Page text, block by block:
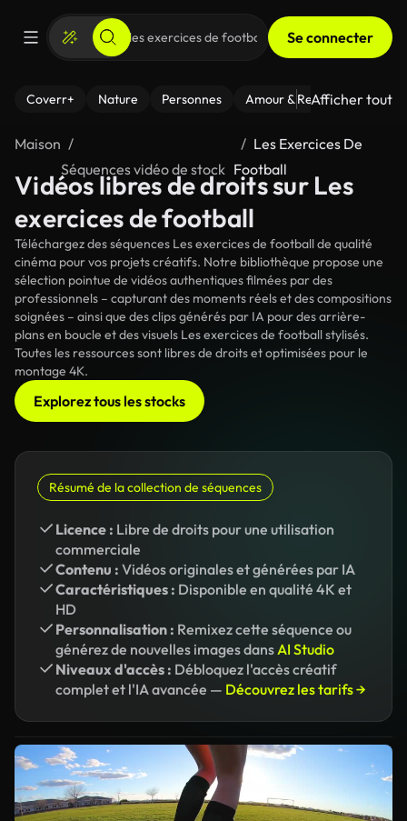
Se connecter
Coverr+ Nature Personnes Amour & Relations Le
Afficher tout
Maison
Séquences vidéo de stock
Les Exercices De
Football
Vidéos libres de droits sur Les
exercices de football
Téléchargez des séquences Les exercices de football de qualité
cinéma pour vos projets créatifs. Notre bibliothèque propose une
sélection pointue de vidéos authentiques filmées par des
professionnels – capturant des moments réels et des compositions
soignées – ainsi que des clips générés par IA pour des arrière-
plans en boucle et des visuels Les exercices de football stylisés.
Toutes les ressources sont libres de droits et optimisées pour le
montage 4K.
Explorez tous les stocks
Résumé de la collection de séquences
Licence : Libre de droits pour une utilisation
commerciale
Contenu : Vidéos originales et générées par IA
Caractéristiques : Disponible en qualité 4K et
HD
Personnalisation : Remixez cette séquence ou
générez de nouvelles images dansAI Studio
Niveaux d'accès : Débloquez l'accès créatif
complet et l'IA avancée — Découvrez les tarifs →